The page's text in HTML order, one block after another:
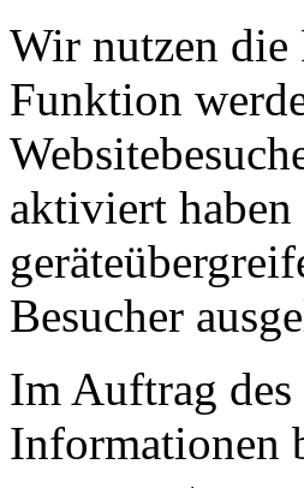
Wir nutzen
Funktion
aktiviert
Besucher
Im Auftrag des
Informationen